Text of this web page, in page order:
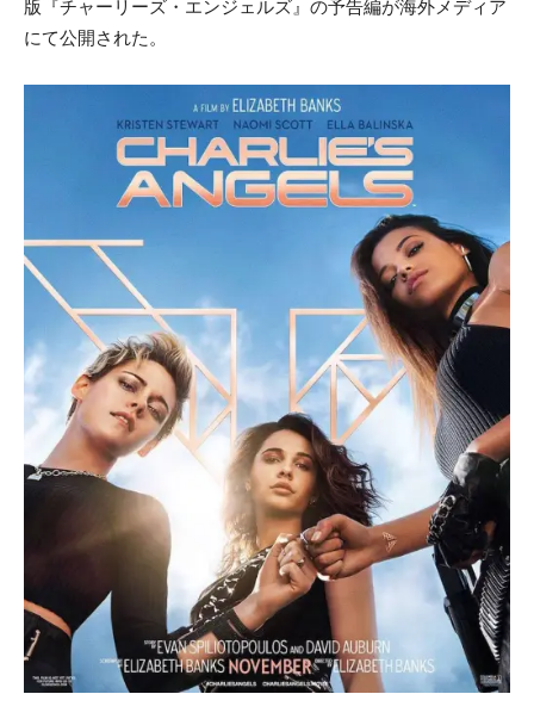
版『チャーリーズ・エンジェルズ』の予告編が海外メディア
にて公開された。